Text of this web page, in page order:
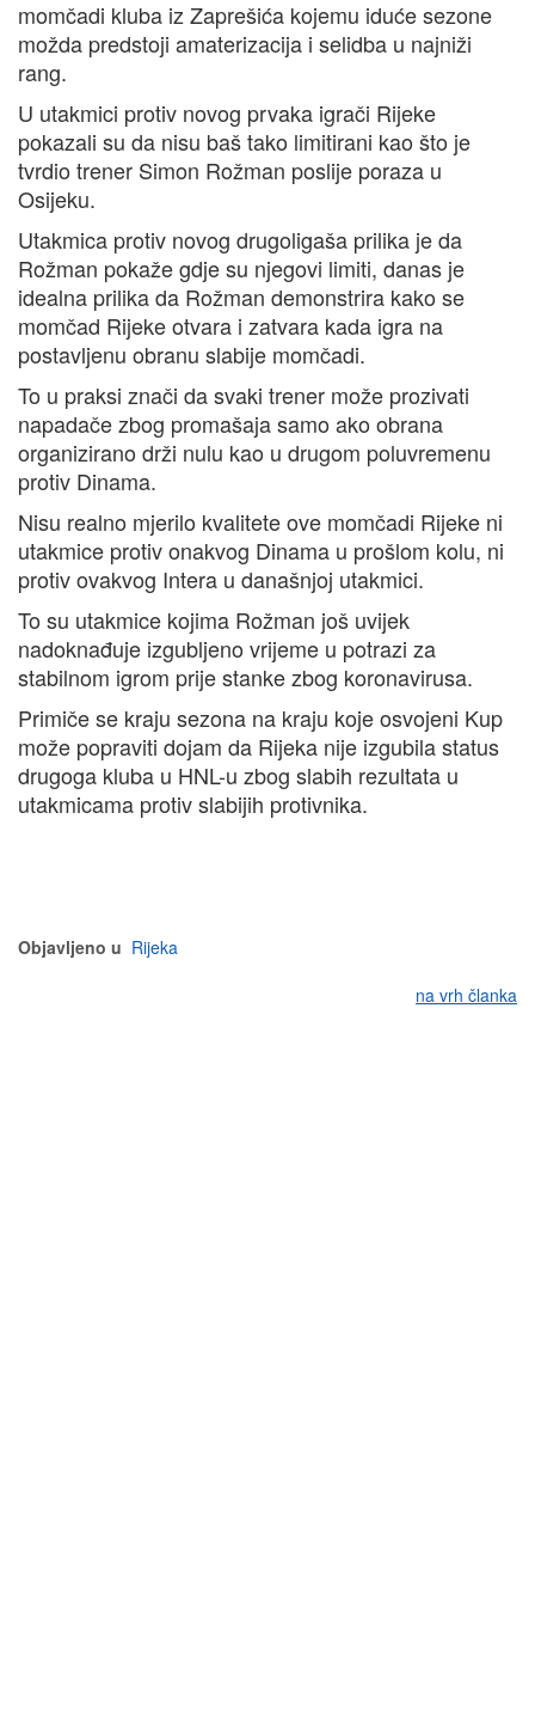
momčadi kluba iz Zaprešića kojemu iduće sezone
možda predstoji amaterizacija i selidba u najniži
rang.
U utakmici protiv novog prvaka igrači Rijeke
pokazali su da nisu baš tako limitirani kao što je
tvrdio trener Simon Rožman poslije poraza u
Osijeku.
Utakmica protiv novog drugoligaša prilika je da
Rožman pokaže gdje su njegovi limiti, danas je
idealna prilika da Rožman demonstrira kako se
momčad Rijeke otvara i zatvara kada igra na
postavljenu obranu slabije momčadi.
To u praksi znači da svaki trener može prozivati
napadače zbog promašaja samo ako obrana
organizirano drži nulu kao u drugom poluvremenu
protiv Dinama.
Nisu realno mjerilo kvalitete ove momčadi Rijeke ni
utakmice protiv onakvog Dinama u prošlom kolu, ni
protiv ovakvog Intera u današnjoj utakmici.
To su utakmice kojima Rožman još uvijek
nadoknađuje izgubljeno vrijeme u potrazi za
stabilnom igrom prije stanke zbog koronavirusa.
Primiče se kraju sezona na kraju koje osvojeni Kup
može popraviti dojam da Rijeka nije izgubila status
drugoga kluba u HNL-u zbog slabih rezultata u
utakmicama protiv slabijih protivnika.
Objavljeno u Rijeka
na vrh članka